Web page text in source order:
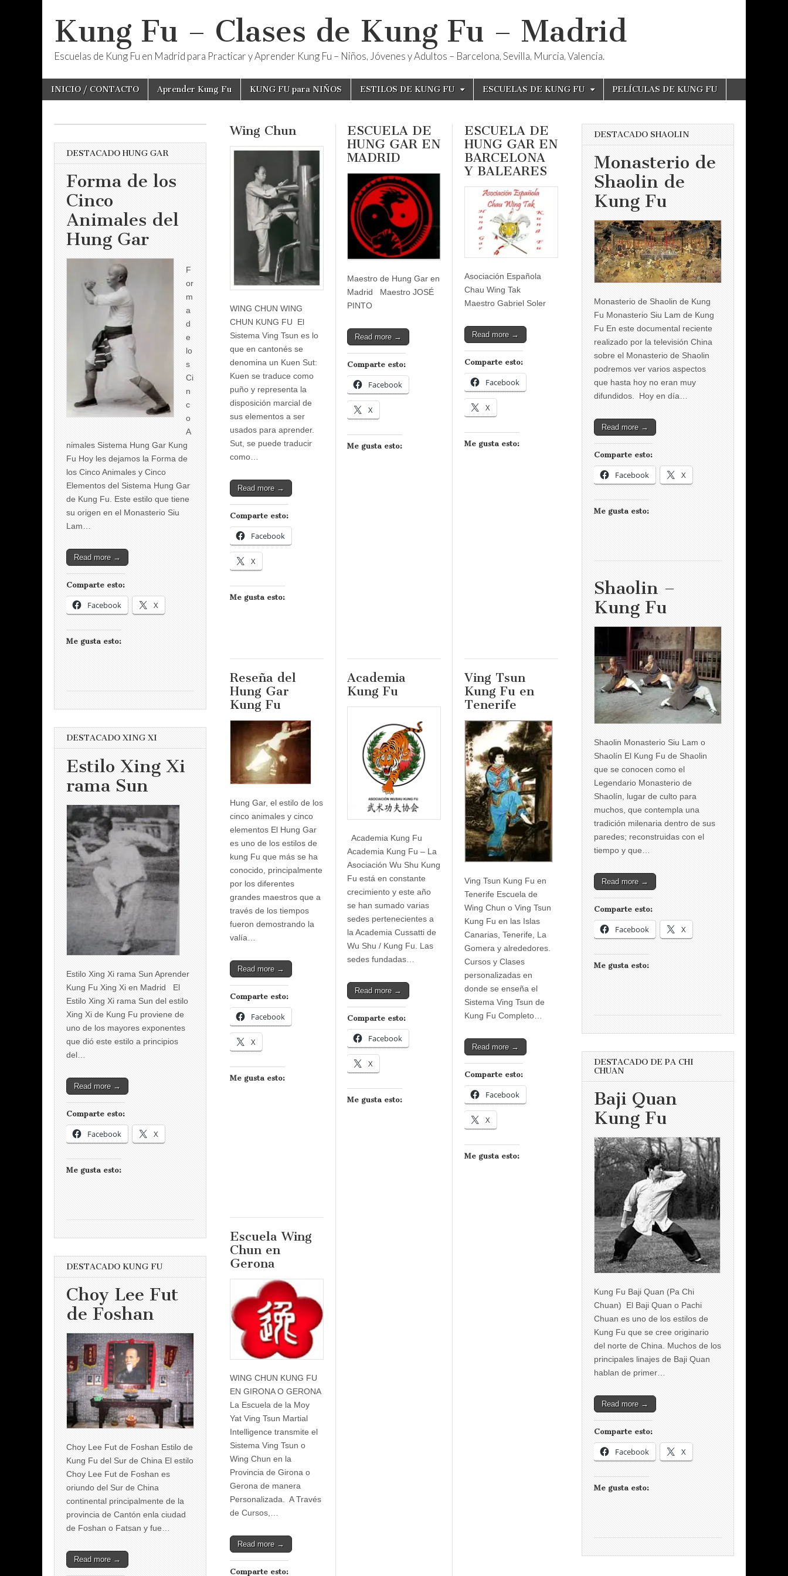
Kung Fu – Clases de Kung Fu – Madrid
Escuelas de Kung Fu en Madrid para Practicar y Aprender Kung Fu – Niños, Jóvenes y Adultos – Barcelona, Sevilla, Murcia, Valencia.
Main
menu
Skip
INICIO / CONTACTO Aprender Kung Fu KUNG FU para NIÑOS ESTILOS DE KUNG FU ESCUELAS DE KUNG FU PELÍCULAS DE KUNG FU
Wing Chun
WING CHUN WING
CHUN KUNG FU El
Sistema Ving Tsun es lo
que en cantonés se
denomina un Kuen Sut:
Kuen se traduce como
puño y representa la
disposición marcial de
sus elementos a ser
usados para aprender.
Sut, se puede traducir
como…
Read more →
Comparte esto:
Facebook
X
Me gusta esto:
ESCUELA DE
HUNG GAR EN
MADRID
Maestro de Hung Gar en
Madrid Maestro JOSÉ
PINTO
Read more →
Comparte esto:
Facebook
X
Me gusta esto:
ESCUELA DE
HUNG GAR EN
BARCELONA
Y BALEARES
Asociación Española
Chau Wing Tak
Maestro Gabriel Soler
Read more →
Comparte esto:
Facebook
X
Me gusta esto:
Reseña del
Hung Gar
Kung Fu
Hung Gar, el estilo de los
cinco animales y cinco
elementos El Hung Gar
es uno de los estilos de
kung Fu que más se ha
conocido, principalmente
por los diferentes
grandes maestros que a
través de los tiempos
fueron demostrando la
valía…
Read more →
Comparte esto:
Facebook
X
Me gusta esto:
Academia
Kung Fu
Academia Kung Fu
Academia Kung Fu – La
Asociación Wu Shu Kung
Fu está en constante
crecimiento y este año
se han sumado varias
sedes pertenecientes a
la Academia Cussatti de
Wu Shu / Kung Fu. Las
sedes fundadas…
Read more →
Comparte esto:
Facebook
X
Me gusta esto:
Ving Tsun
Kung Fu en
Tenerife
Ving Tsun Kung Fu en
Tenerife Escuela de
Wing Chun o Ving Tsun
Kung Fu en las Islas
Canarias, Tenerife, La
Gomera y alrededores.
Cursos y Clases
personalizadas en
donde se enseña el
Sistema Ving Tsun de
Kung Fu Completo…
Read more →
Comparte esto:
Facebook
X
Me gusta esto:
Escuela Wing
Chun en
Gerona
WING CHUN KUNG FU
EN GIRONA O GERONA
La Escuela de la Moy
Yat Ving Tsun Martial
Intelligence transmite el
Sistema Ving Tsun o
Wing Chun en la
Provincia de Girona o
Gerona de manera
Personalizada. A Través
de Cursos,…
Read more →
Comparte esto:
DESTACADO HUNG GAR
Forma de los
Cinco
Animales del
Hung Gar
F
or
m
a
d
e
lo
s
Ci
n
c
o
A
nimales Sistema Hung Gar Kung
Fu Hoy les dejamos la Forma de
los Cinco Animales y Cinco
Elementos del Sistema Hung Gar
de Kung Fu. Este estilo que tiene
su origen en el Monasterio Siu
Lam…
Read more →
Comparte esto:
Facebook X
Me gusta esto:
DESTACADO XING XI
Estilo Xing Xi
rama Sun
Estilo Xing Xi rama Sun Aprender
Kung Fu Xing Xi en Madrid El
Estilo Xing Xi rama Sun del estilo
Xing Xi de Kung Fu proviene de
uno de los mayores exponentes
que dió este estilo a principios
del…
Read more →
Comparte esto:
Facebook X
Me gusta esto:
DESTACADO KUNG FU
Choy Lee Fut
de Foshan
Choy Lee Fut de Foshan Estilo de
Kung Fu del Sur de China El estilo
Choy Lee Fut de Foshan es
oriundo del Sur de China
continental principalmente de la
provincia de Cantón enla ciudad
de Foshan o Fatsan y fue…
Read more →
DESTACADO SHAOLIN
Monasterio de
Shaolin de
Kung Fu
Monasterio de Shaolin de Kung
Fu Monasterio Siu Lam de Kung
Fu En este documental reciente
realizado por la televisión China
sobre el Monasterio de Shaolin
podremos ver varios aspectos
que hasta hoy no eran muy
difundidos. Hoy en día…
Read more →
Comparte esto:
Facebook X
Me gusta esto:
Shaolin –
Kung Fu
Shaolin Monasterio Siu Lam o
Shaolín El Kung Fu de Shaolin
que se conocen como el
Legendario Monasterio de
Shaolín, lugar de culto para
muchos, que contempla una
tradición milenaria dentro de sus
paredes; reconstruidas con el
tiempo y que…
Read more →
Comparte esto:
Facebook X
Me gusta esto:
DESTACADO DE PA CHI
CHUAN
Baji Quan
Kung Fu
Kung Fu Baji Quan (Pa Chi
Chuan) El Baji Quan o Pachi
Chuan es uno de los estilos de
Kung Fu que se cree originario
del norte de China. Muchos de los
principales linajes de Baji Quan
hablan de primer…
Read more →
Comparte esto:
Facebook X
Me gusta esto: